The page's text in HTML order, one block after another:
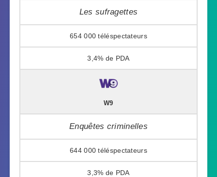
Les sufragettes
654 000
3,4%
W9
Enquêtes criminelles
644 000
3,3%